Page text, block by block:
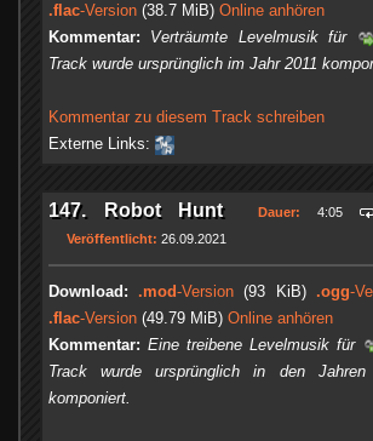
.flac-Version (38.7 MiB) Online anhören
Kommentar:
Verträumte Levelmusik für
Track wurde ursprünglich im Jahr 2011
Kommentar zu diesem Track schreiben
Externe Links:
147. Robot Hunt Dauer: 4:05
Veröffentlicht: 26.09.2021
Download: .mod-Version (93 KiB) .ogg-
.flac-Version (49.79 MiB) Online anhören
Kommentar: Eine treibene Levelmusik für
Track wurde ursprünglich in den
komponiert.